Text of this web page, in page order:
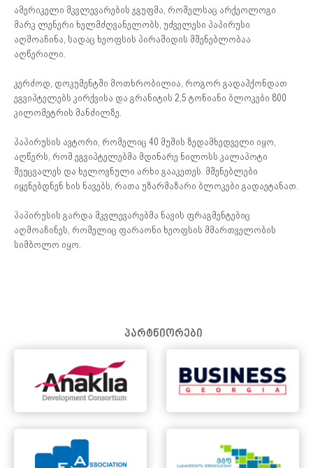
ამერიკელი მკვლევარების ჯგუფმა, რომელსაც არქეოლოგი
მარკ ლენერი ხელმძღვანელობს, უძველესი პაპირუსი
აღმოაჩინა, სადაც ხეოფსის პირამიდის მშენებლობაა
აღწერილი.
კერძოდ, დოკუმენტში მოთხრობილია, როგორ გადაჰქონდათ
ეგვიპტელებს კირქვისა და გრანიტის 2,5 ტონიანი ბლოკები 800
კილომეტრის მანძილზე.
პაპირუსის ავტორი, რომელიც 40 მუშის ზედამხედველი იყო,
აღწერს, რომ ეგვიპტელებმა მდინარე ნილოსს კალაპოტი
შეუცვალეს და ხელოვნული არხი გააკეთეს. მშენებლები
იყენებდნენ ხის ნავებს, რათა უზარმაზარი ბლოკები გადაეტანათ.
პაპირუსის გარდა მკვლევარებმა ნავის ფრაგმენტებიც
აღმოაჩინეს, რომელიც ფარაონი ხეოფსის მმართველობის
სიმბოლო იყო.
პარტნიორები